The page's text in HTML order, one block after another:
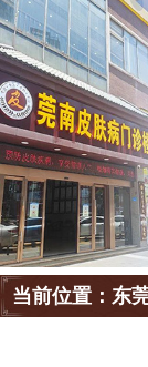
当前位置：东